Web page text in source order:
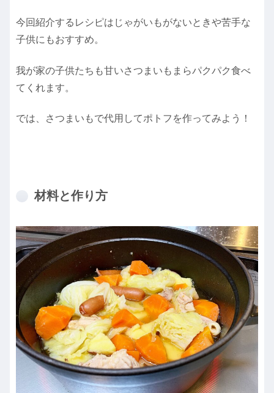
今回紹介するレシピはじゃがいもがないときや苦手な
子供にもおすすめ。
我が家の子供たちも甘いさつまいもまらパクパク食べ
てくれます。
では、さつまいもで代用してポトフを作ってみよう！
材料と作り方